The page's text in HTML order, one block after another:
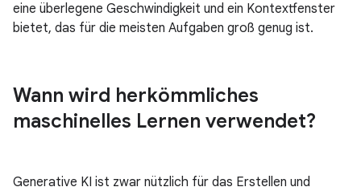
eine überlegene Geschwindigkeit und ein Kontextfenster
bietet, das für die meisten Aufgaben groß genug ist.
Wann wird herkömmliches
maschinelles Lernen verwendet?
Generative KI ist zwar nützlich für das Erstellen und